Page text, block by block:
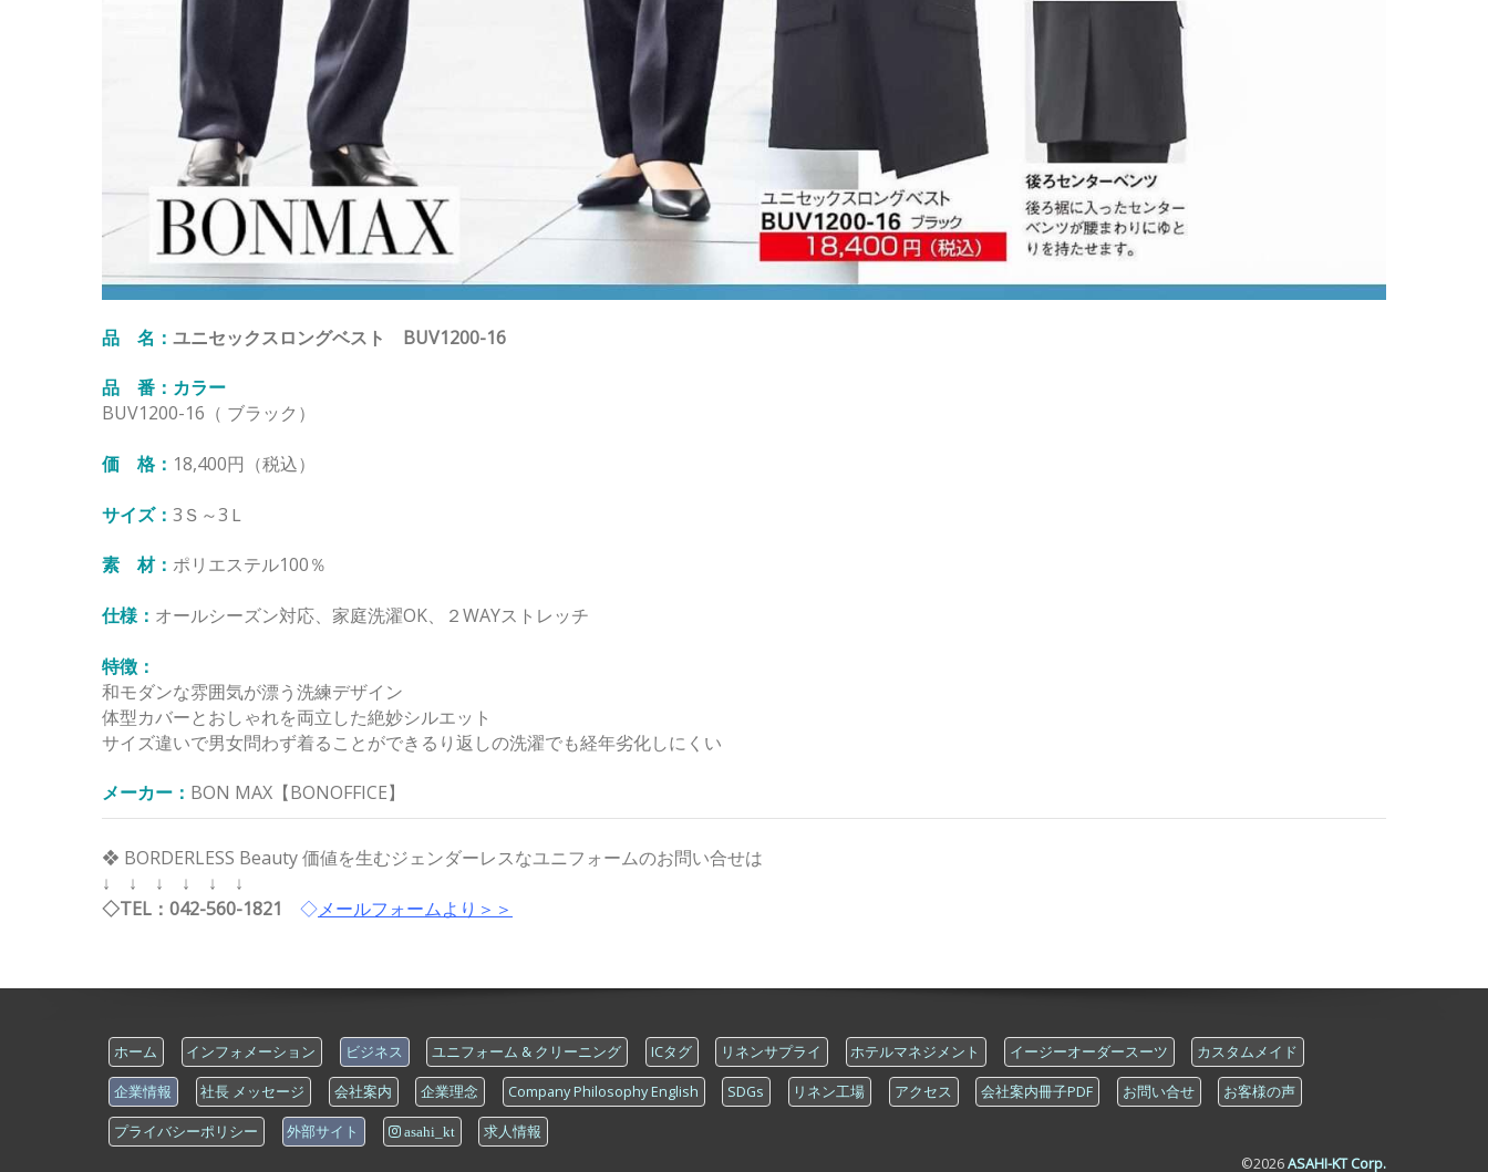
品 名： ユニセックスロングベスト BUV1200-16
品 番：カラー
BUV1200-16（ ブラック）
価 格： 18,400円（税込）
サイズ： 3Ｓ～3Ｌ
素 材： ポリエステル100％
仕様： オールシーズン対応、家庭洗濯OK、２WAYストレッチ
特徴：
和モダンな雰囲気が漂う洗練デザイン
体型カバーとおしゃれを両立した絶妙シルエット
サイズ違いで男女問わず着ることができるり返しの洗濯でも経年劣化しにくい
メーカー： BON MAX【BONOFFICE】
❖ BORDERLESS Beauty 価値を生むジェンダーレスなユニフォームのお問い合せは
↓ ↓ ↓ ↓ ↓ ↓
◇TEL：042-560-1821
◇メールフォームより＞＞
ホーム インフォメーション ビジネス ユニフォーム & クリーニング ICタグ リネンサプライ ホテルマネジメント イージーオーダースーツ カスタムメイド
企業情報 社長 メッセージ 会社案内 企業理念 Company Philosophy English SDGs リネン工場 アクセス 会社案内冊子PDF お問い合せ お客様の声
プライバシーポリシー 外部サイト asahi_kt
求人情報
©2026ASAHI-KT Corp.